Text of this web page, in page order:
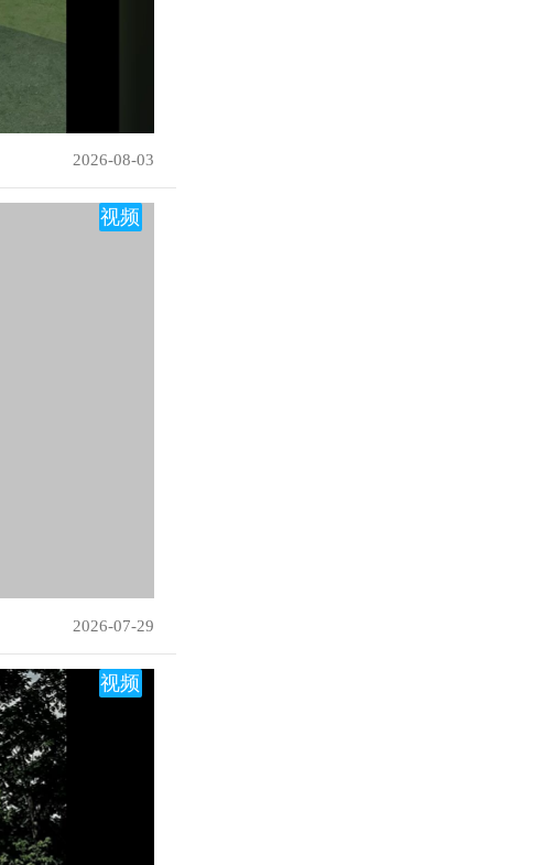
2026-08-03
视频
2026-07-29
视频